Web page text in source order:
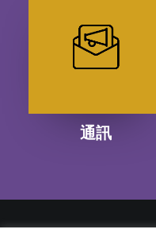
通訊